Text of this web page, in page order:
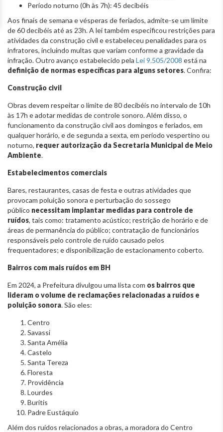
Período noturno (0h às 7h): 45 decibéis
Aos finais de semana e vésperas de feriados, admite-se um limite
de 60 decibéis até as 23h. A lei também especificou restrições para
atividades da construção civil e estabeleceu penalidades para os
infratores, incluindo multas que variam conforme a gravidade da
infração. Outro avanço estabelecido pela Lei 9.505/2008 está na
definição de normas específicas para alguns setores. Confira:
Construção civil
Obras devem respeitar o limite de 80 decibéis no intervalo de 10h
às 17h e adotar medidas de controle sonoro. Além disso, o
funcionamento da construção civil aos domingos e feriados, em
qualquer horário, e de segunda a sexta, em período vespertino ou
noturno, requer autorização da Secretaria Municipal de Meio
Ambiente.
Estabelecimentos comerciais
Bares, restaurantes, casas de festa e outras atividades que
provocam poluição sonora e perturbação do sossego
público necessitam implantar medidas para controle de
ruídos, tais como: tratamento acústico; restrição de horário e de
áreas de permanência do público; contratação de funcionários
responsáveis pelo controle de ruído causado pelos
frequentadores; e disponibilização de estacionamento coberto.
Bairros com mais ruídos em BH
Em 2024, a Prefeitura divulgou uma lista com os bairros que
lideram o volume de reclamações relacionadas a ruídos e
poluição sonora. São eles:
Centro
Savassi
Santa Amélia
Castelo
Santa Tereza
Floresta
Providência
Lourdes
Buritis
Padre Eustáquio
Além dos ruídos relacionados a obras, a moradora do Centro